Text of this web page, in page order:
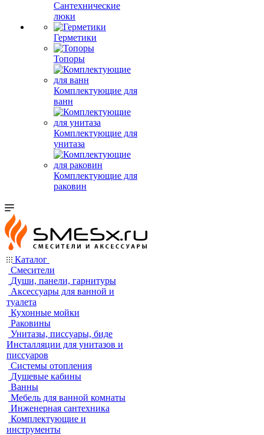
Сантехнические
люки
Герметики
Топоры
Комплектующие для
ванн
Комплектующие для
унитаза
Комплектующие для
раковин
Каталог
Смесители
Души, панели, гарнитуры
Аксессуары для ванной и
туалета
Кухонные мойки
Раковины
Унитазы, писсуары, биде
Инсталляции для унитазов и
писсуаров
Системы отопления
Душевые кабины
Ванны
Мебель для ванной комнаты
Инженерная сантехника
Комплектующие и
инструменты